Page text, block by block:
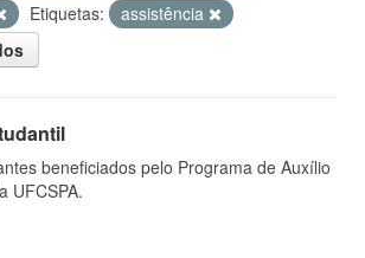
Etiquetas:
assistência
beneficiados pelo Programa de Auxílio
UFCSPA.